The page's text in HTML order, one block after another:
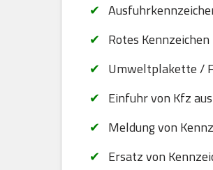
Rotes Kennzeichen
Umweltplakette /
Einfuhr von Kfz
Meldung von
Ersatz von